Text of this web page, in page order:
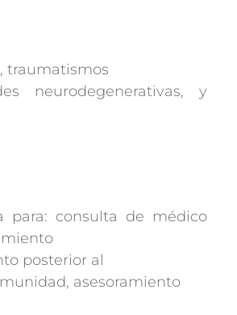
traumatismos
neurodegenerativas, y
para: consulta de médico
posterior al
asesoramiento